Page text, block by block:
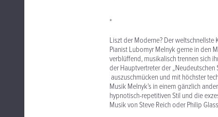
*
Liszt der Moderne? Der
Pia­nist Lubo­myr Melnyk gerne in den
ver­blüf­fend, musi­ka­lisch tren­nen sich
der Haupt­ver­tre­ter der
aus­zu­schmü­cken und mit höchs­ter
Musik Melnyk’s in einem gänz­lich
hypnotisch-repetitiven Stil und die
Musik von Steve Reich oder Phi­lip